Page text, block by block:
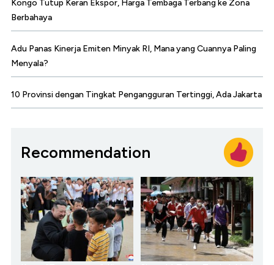
Kongo Tutup Keran Ekspor, Harga Tembaga Terbang ke Zona
Berbahaya
Adu Panas Kinerja Emiten Minyak RI, Mana yang Cuannya Paling
Menyala?
10 Provinsi dengan Tingkat Pengangguran Tertinggi, Ada Jakarta
Recommendation